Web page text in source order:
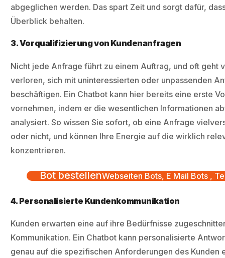
abgeglichen werden. Das spart Zeit und sorgt dafür,
Überblick behalten.
3. Vorqualifizierung von Kundenanfragen
Nicht jede Anfrage führt zu einem Auftrag, und oft geht
verloren, sich mit uninteressierten oder unpassenden
beschäftigen. Ein Chatbot kann hier bereits eine erste
vornehmen, indem er die wesentlichen Informationen
analysiert. So wissen Sie sofort, ob eine Anfrage
oder nicht, und können Ihre Energie auf die wirklich
konzentrieren.
Bot bestellenWebseiten Bots, E Mail Bots ,
4. Personalisierte Kundenkommunikation
Kunden erwarten eine auf ihre Bedürfnisse
Kommunikation. Ein Chatbot kann personalisierte
genau auf die spezifischen Anforderungen des Kunden